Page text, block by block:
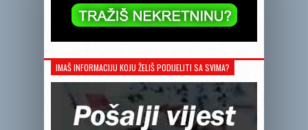
IMAŠ INFORMACIJU KOJU ŽELIŠ PODIJELITI SA SVIMA?